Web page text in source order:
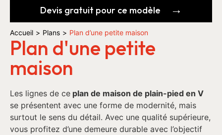
Devis gratuit pour ce modèle
Accueil > Plans > Plan d’une petite maison
Plan d'une petite
maison
Les lignes de ce plan de maison de plain-pied en V
se présentent avec une forme de modernité, mais
surtout le sens du détail. Avec une qualité supérieure,
vous profitez d’une demeure durable avec l’objectif